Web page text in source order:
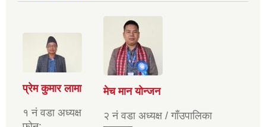
प्रेम कुमार लामा
१ नं वडा अध्यक्ष
मेच मान योन्जन
२ नं वडा अध्यक्ष / गाँउपालिका